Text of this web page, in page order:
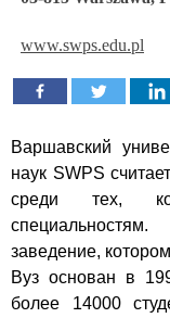
www.swps.edu.pl
Варшавский
наук SWPS
среди тех,
заведение,
Вуз основан в
более 14000